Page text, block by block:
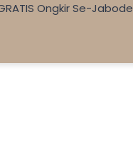
Ongkir Se-